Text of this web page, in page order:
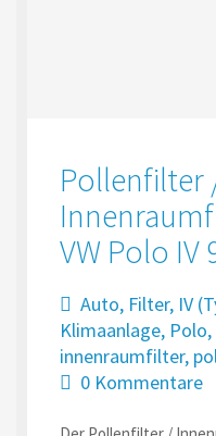
Pollenfilter
VW Polo IV
Auto, Filter, IV
Klimaanlage, Polo,
innenraumfilter,
0 Kommentare